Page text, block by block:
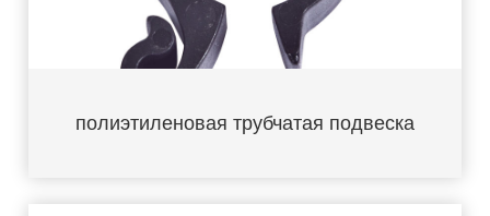
полиэтиленовая трубчатая подвеска